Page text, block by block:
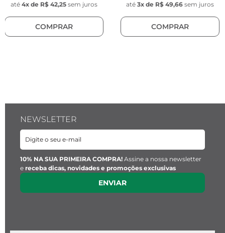
até 4x de R$ 42,25 sem juros
COMPRAR
até 3x de R$ 49,66 sem juros
COMPRAR
NEWSLETTER
10% NA SUA PRIMEIRA COMPRA! Assine a nossa newsletter
e receba dicas, novidades e promoções exclusivas
ENVIAR